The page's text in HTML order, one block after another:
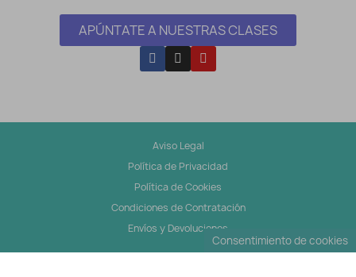
APÚNTATE A NUESTRAS CLASES
Aviso Legal
Política de Privacidad
Política de Cookies
Condiciones de Contratación
Envíos y Devoluciones
Consentimiento de cookies